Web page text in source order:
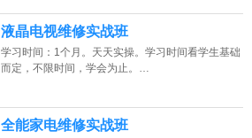
液晶电视维修实战班
学习时间：1个月。天天实操。学习时间看学生基础
而定，不限时间，学会为止。…
全能家电维修实战班